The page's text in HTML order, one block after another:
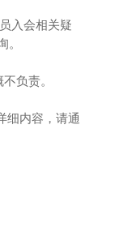
员入会相关疑
负责。
详细内容，请通